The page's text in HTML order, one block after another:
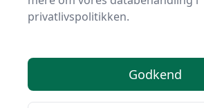
vævklæbere
Søger du efter de bedste
har vi udvalgt de 1 mest populære
nemt kan træffe et godt valg.
privatlivspolitikken.
Godkend